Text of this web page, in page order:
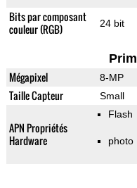
Bits par composant
couleur (RGB)
24 bit
Mégapixel 8-MP
Taille Capteur Small
APN Propriétés
Hardware
Flash
photo